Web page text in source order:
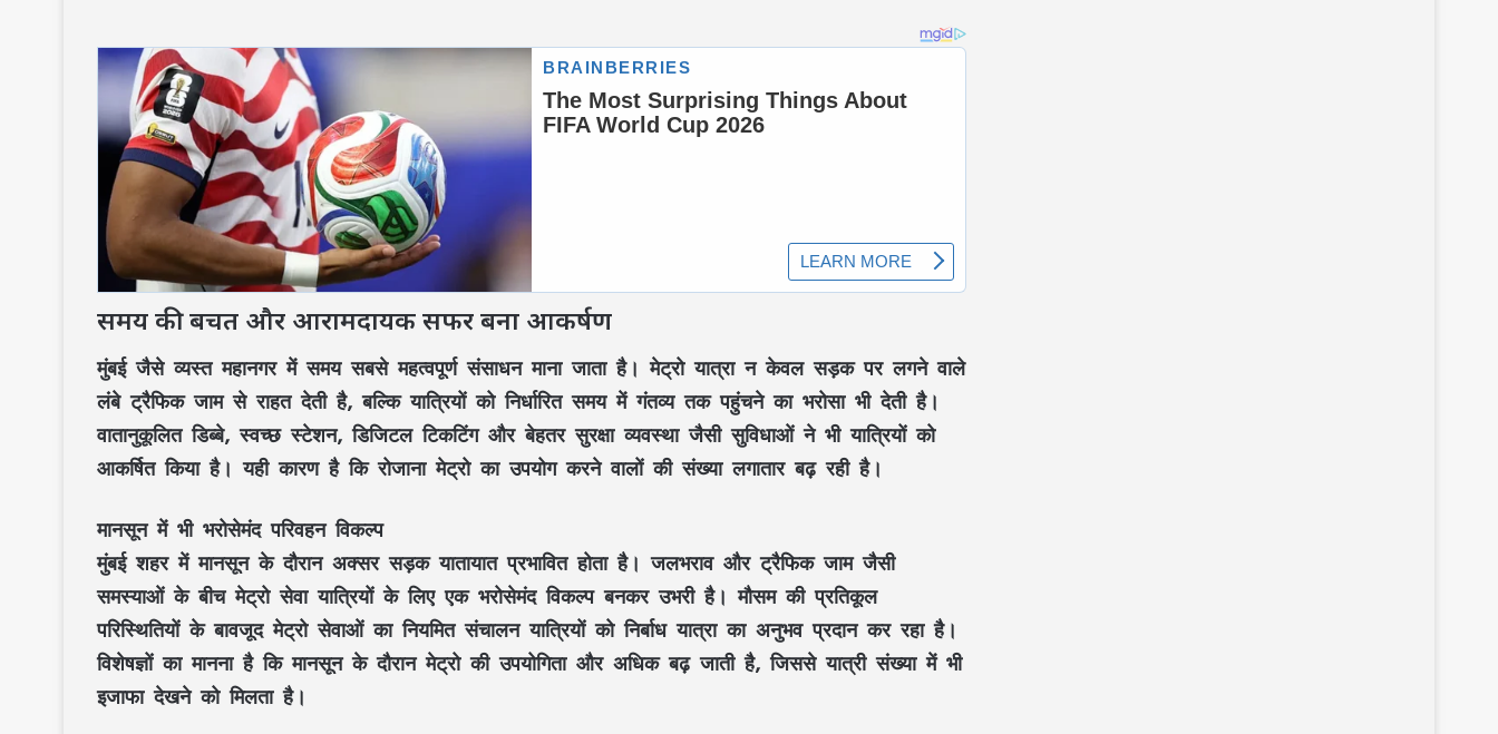
समय की बचत और आरामदायक सफर बना आकर्षण
मुंबई जैसे व्यस्त महानगर में समय सबसे महत्वपूर्ण संसाधन माना जाता है। मेट्रो यात्रा न केवल सड़क पर लगने वाले
लंबे ट्रैफिक जाम से राहत देती है, बल्कि यात्रियों को निर्धारित समय में गंतव्य तक पहुंचने का भरोसा भी देती है।
वातानुकूलित डिब्बे, स्वच्छ स्टेशन, डिजिटल टिकटिंग और बेहतर सुरक्षा व्यवस्था जैसी सुविधाओं ने भी यात्रियों को
आकर्षित किया है। यही कारण है कि रोजाना मेट्रो का उपयोग करने वालों की संख्या लगातार बढ़ रही है।
मानसून में भी भरोसेमंद परिवहन विकल्प
मुंबई शहर में मानसून के दौरान अक्सर सड़क यातायात प्रभावित होता है। जलभराव और ट्रैफिक जाम जैसी
समस्याओं के बीच मेट्रो सेवा यात्रियों के लिए एक भरोसेमंद विकल्प बनकर उभरी है। मौसम की प्रतिकूल
परिस्थितियों के बावजूद मेट्रो सेवाओं का नियमित संचालन यात्रियों को निर्बाध यात्रा का अनुभव प्रदान कर रहा है।
विशेषज्ञों का मानना है कि मानसून के दौरान मेट्रो की उपयोगिता और अधिक बढ़ जाती है, जिससे यात्री संख्या में भी
इजाफा देखने को मिलता है।